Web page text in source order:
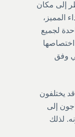
إلى مكان
المميز،
لجميع
وفق
يختلفون
إلى
لذلك